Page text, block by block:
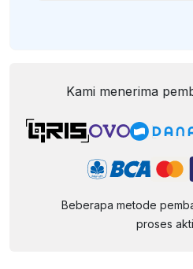
Kami menerima
Beberapa metode
proses